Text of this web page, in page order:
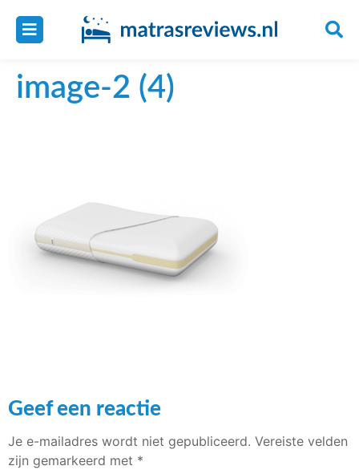
image-2 (4)
Geef een reactie
Je e-mailadres wordt niet gepubliceerd. Vereiste velden
zijn gemarkeerd met *